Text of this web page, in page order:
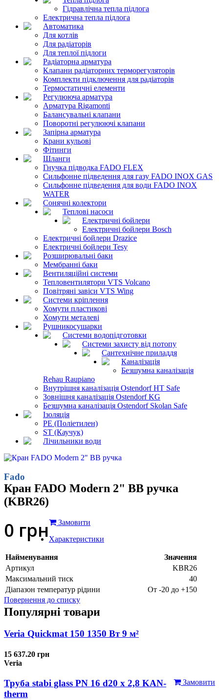
Гідравлічна тепла підлога
Електрична тепла підлога
Автоматика
Для котлів
Для радіаторів
Для теплої підлоги
Радіаторна арматура
Клапани радіаторних терморегуляторів
Комплекти підключення для радіаторів
Термостатичні елементи
Регулююча арматура
Арматура Rigamonti
Балансувальні клапани
Поворотні регулюючі клапани
Запірна арматура
Крани кульові
Фітинги
Шланги
Гнучка підводка FADO FLEX
Сильфонне підведення для газу FADO INOX GAS
Сильфонне підведення для води FADO INOX
WATER
Сонячні колектори
Теплові насоси
Електричні бойлери
Електричні бойлери Bosch
Електричні бойлери Drazice
Електричні бойлери Tesy
Розширювальні баки
Мембранні баки
Вентиляційні системи
Тепловентилятори VTS Volcano
Повітряні завіси VTS Wing
Системи кріплення
Хомути пластикові
Хомути металеві
Рушникосушарки
Системи водопідготовки
Системи захисту від потопу
Сантехнічне приладдя
Каналізація
Безшумна каналізація
Rehau Raupiano
Внутрішня каналізація Ostendorf HT Safe
Зовнішня каналізація Ostendorf KG
Безшумна каналізація Ostendorf Skolan Safe
Ізоляція
PE (Поліетилен)
ST (Каучук)
Лічильники води
Fado
Кран FADO Modern 2" ВВ ручка
(KBR26)
0 грн
Замовити
Характеристики
Найменування
Значення
Артикул
KBR26
Максимальний тиск
40
Діапазон температур рідини
От -20 до +150
Повернення до списку
Популярні товари
Veria Quickmat 150 1350 Вт 9 м²
15 637.20 грн
Veria
Замовити
Труба stabi glass PN 16 d20 х 2,8 KAN-
therm